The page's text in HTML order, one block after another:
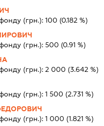
(грн.): 100 (0.182 %)
(грн.): 500 (0.91 %)
(грн.): 2 000 (3.642 %)
(грн.): 1 500 (2.731 %)
(грн.): 1 000 (1.821 %)